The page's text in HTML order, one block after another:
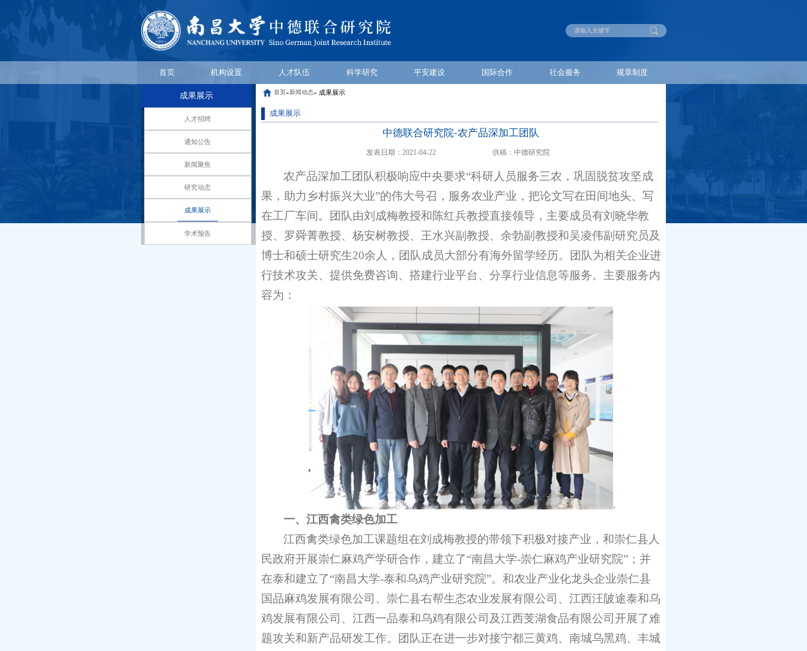
首页 机构设置 人才队伍 科学研究 平安建设 国际合作 社会服务 规章制度
成果展示
人才招聘
通知公告
新闻聚焦
研究动态
成果展示
学术预告
首页»新闻动态» 成果展示
成果展示
中德联合研究院-农产品深加工团队
发表日期：2021-04-22 供稿：中德研究院
农产品深加工团队积极响应中央要求“科研人员服务三农，巩固脱贫攻坚成
果，助力乡村振兴大业”的伟大号召，服务农业产业，把论文写在田间地头、写
在工厂车间。团队由刘成梅教授和陈红兵教授直接领导，主要成员有刘晓华教
授、罗舜菁教授、杨安树教授、王水兴副教授、余勃副教授和吴凌伟副研究员及
博士和硕士研究生20余人，团队成员大部分有海外留学经历。团队为相关企业进
行技术攻关、提供免费咨询、搭建行业平台、分享行业信息等服务。主要服务内
容为：
一、江西禽类绿色加工
江西禽类绿色加工课题组在刘成梅教授的带领下积极对接产业，和崇仁县人
民政府开展崇仁麻鸡产学研合作，建立了“南昌大学-崇仁麻鸡产业研究院”；并
在泰和建立了“南昌大学-泰和乌鸡产业研究院”。和农业产业化龙头企业崇仁县
国品麻鸡发展有限公司、崇仁县右帮生态农业发展有限公司、江西汪陂途泰和乌
鸡发展有限公司、江西一品泰和乌鸡有限公司及江西芰湖食品有限公司开展了难
题攻关和新产品研发工作。团队正在进一步对接宁都三黄鸡、南城乌黑鸡、丰城